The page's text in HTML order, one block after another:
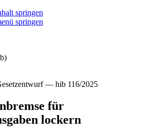
springen
springen
— hib 116/2025
für
lockern